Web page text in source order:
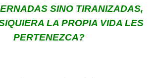
SINO TIRANIZADAS,
LA PROPIA VIDA LES
PERTENEZCA?